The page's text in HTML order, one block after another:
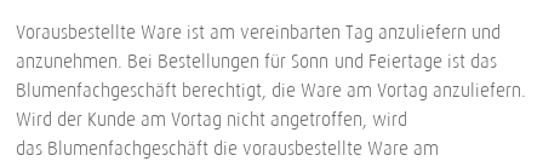
Vorausbestellte Ware ist am vereinbarten Tag anzuliefern und
anzunehmen. Bei Bestellungen für Sonn-und Feiertage ist das
Blumenfachgeschäft berechtigt, die Ware am Vortag anzuliefern.
Wird der Kunde am Vortag nicht angetroffen, wird
das Blumenfachgeschäft die vorausbestellte Ware am